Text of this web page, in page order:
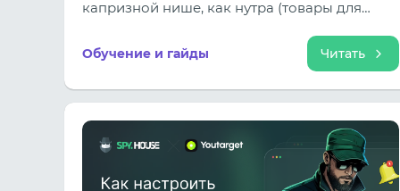
капризной нише, как нутра (товары для
кратчайший путь к сливу бюджета.
Алгоритмы Facebook (Meta) становятся
умнее с каждым днем, модерация — жестче,
а аудитория — избирательнее. В этих
условиях запуск рекламной кампании на
основе «интуиции» сродни гаданию на
Обучение и гайды Читать